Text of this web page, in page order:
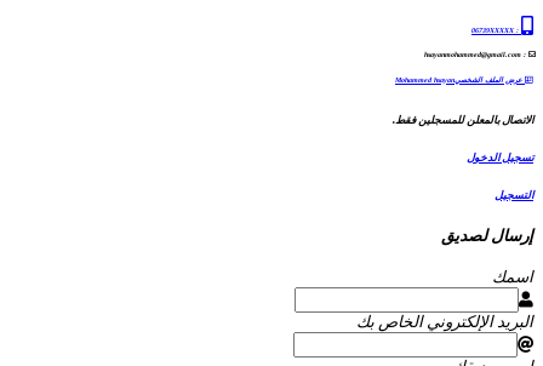
:
06739XXXXX
: hsayanmohammed@gmail.com
عرض الملف الشخصيMohammed hsayan
الاتصال بالمعلن للمسجلين فقط.
تسجيل الدخول
التسجيل
إرسال لصديق
اسمك
البريد الإلكتروني الخاص بك